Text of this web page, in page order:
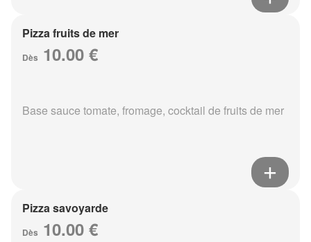
Pizza fruits de mer
Dès 10.00 €
Base sauce tomate, fromage, cocktail de fruits de mer
Pizza savoyarde
Dès 10.00 €